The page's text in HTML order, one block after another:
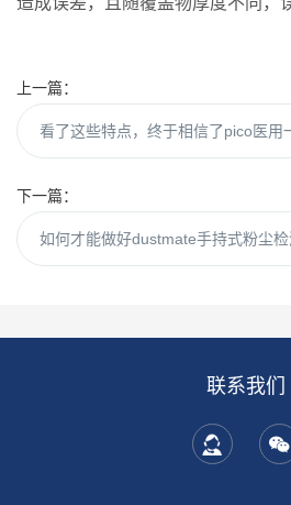
上一篇：
看了这些特点，终于相信了pico医用
下一篇：
如何才能做好dustmate手持式粉尘检
联系我们